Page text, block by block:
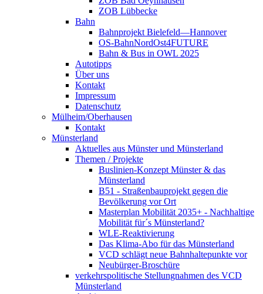
ZOB Lübbecke
Bahn
Bahnprojekt Bielefeld—Hannover
OS-BahnNordOst4FUTURE
Bahn & Bus in OWL 2025
Autotipps
Über uns
Kontakt
Impressum
Datenschutz
Mülheim/Oberhausen
Kontakt
Münsterland
Aktuelles aus Münster und Münsterland
Themen / Projekte
Buslinien-Konzept Münster & das
Münsterland
B51 - Straßenbauprojekt gegen die
Bevölkerung vor Ort
Masterplan Mobilität 2035+ - Nachhaltige
Mobilität für´s Münsterland?
WLE-Reaktivierung
Das Klima-Abo für das Münsterland
VCD schlägt neue Bahnhaltepunkte vor
Neubürger-Broschüre
verkehrspolitische Stellungnahmen des VCD
Münsterland